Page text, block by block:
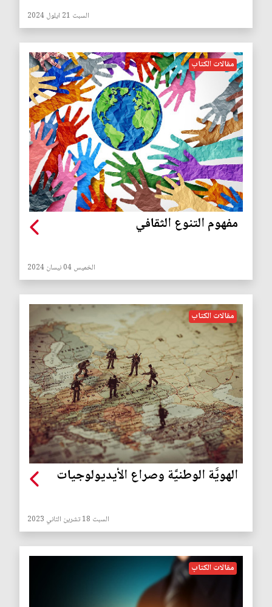
السبت 21 ايلول 2024
مقالات الكتاب
مفهوم التنوع الثقافي
الخميس 04 نيسان 2024
مقالات الكتاب
الهويَّة الوطنيَّة وصراع الأيديولوجيات
السبت 18 تشرين الثاني 2023
مقالات الكتاب